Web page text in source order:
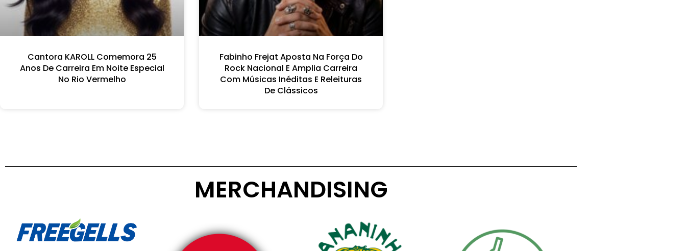
Cantora KAROLL Comemora 25
Anos De Carreira Em Noite Especial
No Rio Vermelho
Fabinho Frejat Aposta Na Força Do
Rock Nacional E Amplia Carreira
Com Músicas Inéditas E Releituras
De Clássicos
MERCHANDISING